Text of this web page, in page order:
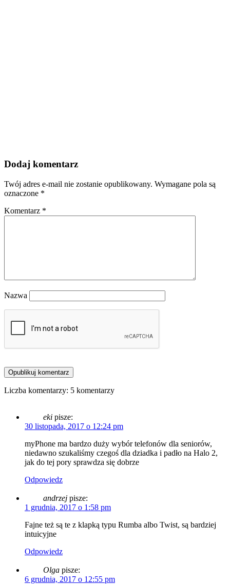
Dodaj komentarz
Twój adres e-mail nie zostanie opublikowany. Wymagane pola są
oznaczone *
Komentarz *
Nazwa
Liczba komentarzy: 5 komentarzy
eki pisze:
30 listopada, 2017 o 12:24 pm
myPhone ma bardzo duży wybór telefonów dla seniorów,
niedawno szukaliśmy czegoś dla dziadka i padło na Halo 2,
jak do tej pory sprawdza się dobrze
Odpowiedz
andrzej pisze:
1 grudnia, 2017 o 1:58 pm
Fajne też są te z klapką typu Rumba albo Twist, są bardziej
intuicyjne
Odpowiedz
Olga pisze:
6 grudnia, 2017 o 12:55 pm